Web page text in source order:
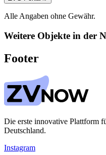
Alle Angaben ohne Gewähr.
Weitere Objekte in der
Footer
Die erste innovative Plattform
Deutschland.
Instagram